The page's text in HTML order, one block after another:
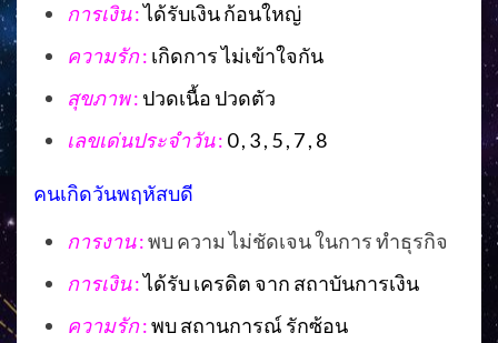
การเงิน:ได้รับเงิน ก้อนใหญ่
ความรัก: เกิดการ ไม่เข้าใจกัน
สุขภาพ: ปวดเนื้อ ปวดตัว
เลขเด่นประจำวัน: 0 , 3 , 5 , 7 , 8
คนเกิดวันพฤหัสบดี
การงาน:พบ ความ ไม่ชัดเจน ในการ ทำธุรกิจ
การเงิน:ได้รับ เครดิต จาก สถาบันการเงิน
ความรัก:พบ สถานการณ์ รักซ้อน